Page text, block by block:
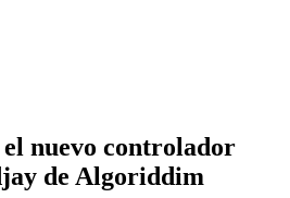
nuevo controlador
de Algoriddim